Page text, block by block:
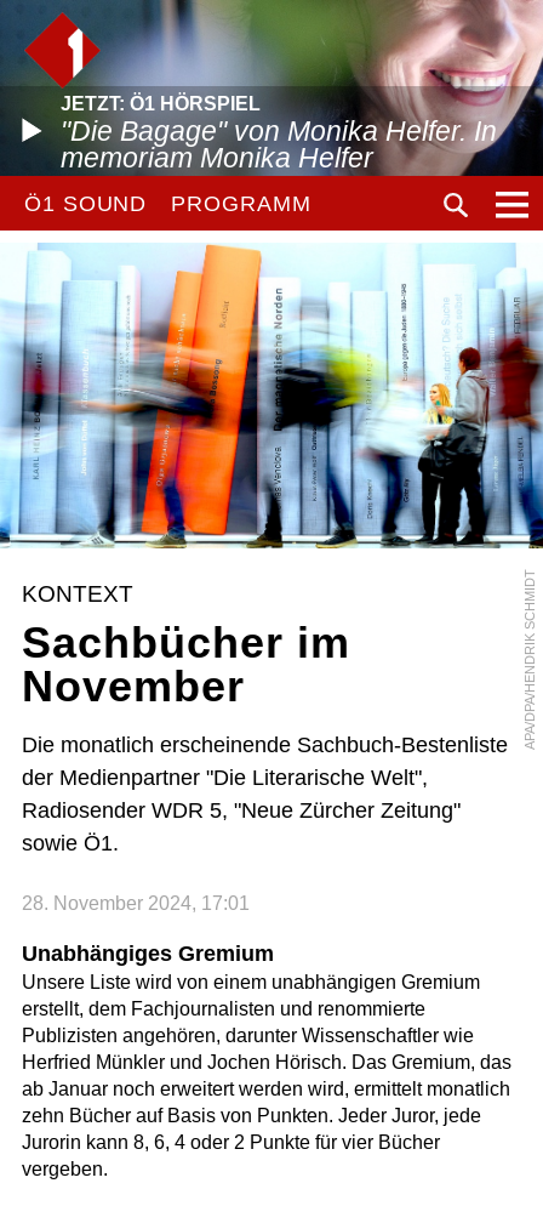
JETZT: Ö1 HÖRSPIEL
"Die Bagage" von Monika Helfer. In
memoriam Monika Helfer
Ö1 SOUND PROGRAMM
APA/DPA/HENDRIK SCHMIDT
KONTEXT
Sachbücher im
November
Die monatlich erscheinende Sachbuch-Bestenliste
der Medienpartner "Die Literarische Welt",
Radiosender WDR 5, "Neue Zürcher Zeitung"
sowie Ö1.
28. November 2024, 17:01
Unabhängiges Gremium
Unsere Liste wird von einem unabhängigen Gremium
erstellt, dem Fachjournalisten und renommierte
Publizisten angehören, darunter Wissenschaftler wie
Herfried Münkler und Jochen Hörisch. Das Gremium, das
ab Januar noch erweitert werden wird, ermittelt monatlich
zehn Bücher auf Basis von Punkten. Jeder Juror, jede
Jurorin kann 8, 6, 4 oder 2 Punkte für vier Bücher
vergeben.